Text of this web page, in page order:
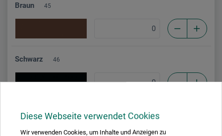
Diese Webseite verwendet Cookies
Wir verwenden Cookies, um Inhalte und Anzeigen zu
Braun 45
Schwarz 46
Grafit 08